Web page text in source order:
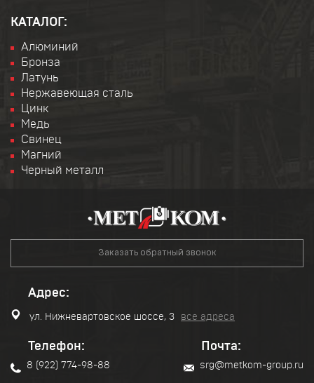
КАТАЛОГ:
Алюминий
Бронза
Латунь
Нержавеющая сталь
Цинк
Медь
Свинец
Магний
Черный металл
Заказать обратный звонок
Адрес:
ул. Нижневартовское шоссе, 3 все адреса
Телефон:
8 (922) 774-98-88
Почта:
srg@metkom-group.ru